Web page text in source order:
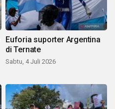
Euforia suporter Argentina
di Ternate
Sabtu, 4 Juli 2026